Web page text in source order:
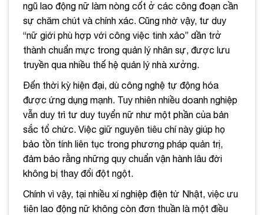
ngũ lao động nữ làm nòng cốt ở các công đoạn cần
sự chăm chút và chính xác. Cũng nhờ vậy, tư duy
“nữ giới phù hợp với công việc tinh xảo” dần trở
thành chuẩn mực trong quản lý nhân sự, được lưu
truyền qua nhiều thế hệ quản lý nhà xưởng.
Đến thời kỳ hiện đại, dù công nghệ tự động hóa
được ứng dụng mạnh. Tuy nhiên nhiều doanh nghiệp
vẫn duy trì tư duy tuyển nữ như một phần của bản
sắc tổ chức. Việc giữ nguyên tiêu chí này giúp họ
bảo tồn tính liên tục trong phương pháp quản trị,
đảm bảo rằng những quy chuẩn vận hành lâu đời
không bị thay đổi đột ngột.
Chính vì vậy, tại nhiều xí nghiệp điện tử Nhật, việc ưu
tiên lao động nữ không còn đơn thuần là một điều